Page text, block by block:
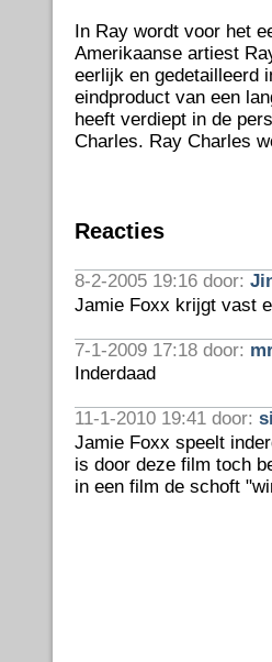
In Ray wordt voor het
Amerikaanse artiest
eerlijk en gedetailleerd
eindproduct van een
heeft verdiept in de
Charles. Ray Charles
Reacties
8-2-2005 19:16 door:
Jamie Foxx krijgt vast
7-1-2009 17:18 door:
Inderdaad
11-1-2010 19:41 door:
Jamie Foxx speelt
is door deze film toch
in een film de schoft